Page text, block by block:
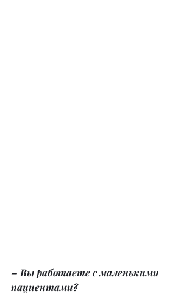
– Вы работаете с маленькими
пациентами?